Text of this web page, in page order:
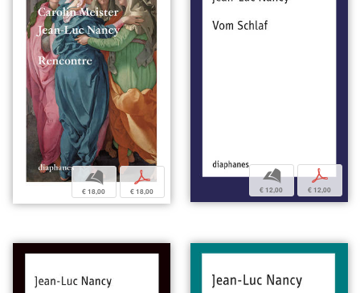
b
€ 18,00
p
€ 18,00
b
€ 12,00
p
€ 12,00